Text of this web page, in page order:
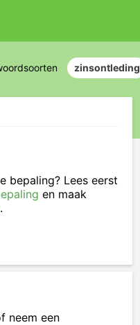
zinsontleding
bepaling? Lees eerst
en maak
.
neem een